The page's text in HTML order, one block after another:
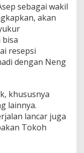
sebagai wakil
akan
bisa
resepsi
dengan Neng
khususnya
lainnya.
lancar juga
Tokoh